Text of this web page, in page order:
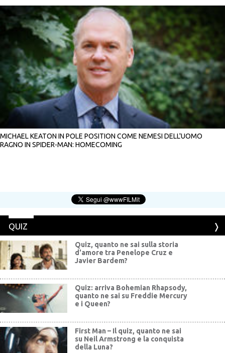
MICHAEL KEATON IN POLE POSITION COME NEMESI DELL'UOMO
RAGNO IN SPIDER-MAN: HOMECOMING
QUIZ
Quiz, quanto ne sai sulla storia
d'amore tra Penelope Cruz e
Javier Bardem?
Quiz: arriva Bohemian Rhapsody,
quanto ne sai su Freddie Mercury
e i Queen?
First Man – Il quiz, quanto ne sai
su Neil Armstrong e la conquista
della Luna?